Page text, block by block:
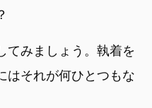
てみましょう。執着を
はそれが何ひとつもな